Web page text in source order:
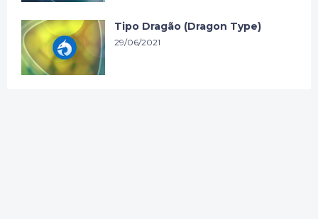
Tipo Dragão (Dragon Type)
29/06/2021